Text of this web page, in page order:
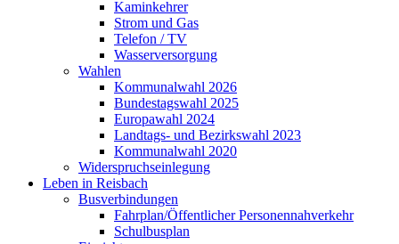
Kaminkehrer
Strom und Gas
Telefon / TV
Wasserversorgung
Wahlen
Kommunalwahl 2026
Bundestagswahl 2025
Europawahl 2024
Landtags- und Bezirkswahl 2023
Kommunalwahl 2020
Widerspruchseinlegung
Leben in Reisbach
Busverbindungen
Fahrplan/Öffentlicher Personennahverkehr
Schulbusplan